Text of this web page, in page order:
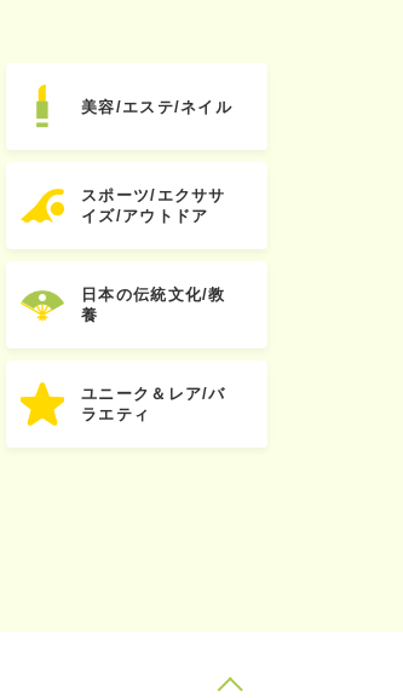
美容/エステ/ネイル
スポーツ/エクササ
イズ/アウトドア
日本の伝統文化/教
養
ユニーク＆レア/バ
ラエティ